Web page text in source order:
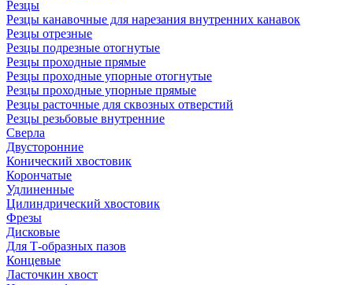
Резцы
Резцы канавочные для нарезания внутренних канавок
Резцы отрезные
Резцы подрезные отогнутые
Резцы проходные прямые
Резцы проходные упорные отогнутые
Резцы проходные упорные прямые
Резцы расточные для сквозных отверстий
Резцы резьбовые внутренние
Сверла
Двусторонние
Конический хвостовик
Корончатые
Удлиненные
Цилиндрический хвостовик
Фрезы
Дисковые
Для Т-образных пазов
Концевые
Ласточкин хвост